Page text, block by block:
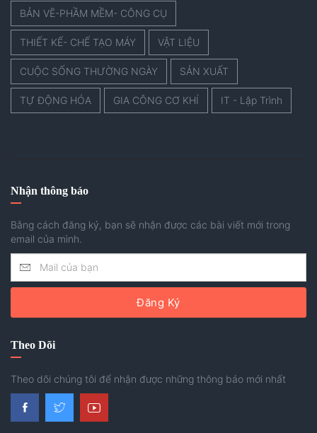
BẢN VẼ-PHẦM MỀM- CÔNG CỤ
THIẾT KẾ- CHẾ TẠO MÁY VẬT LIỆU
CUỘC SỐNG THƯỜNG NGÀY SẢN XUẤT
TỰ ĐỘNG HÓA GIA CÔNG CƠ KHÍ IT - Lập Trình
Nhận thông báo
Bằng cách đăng ký, bạn sẽ nhận được các bài viết mới trong
email của mình.
Đăng Ký
Theo Dõi
Theo dõi chúng tôi để nhận được những thông báo mới nhất